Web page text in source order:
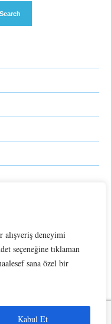
deneyimi
seçeneğine tıklaman
sana özel bir
Kabul Et
Search
and Foresight © 2024 /